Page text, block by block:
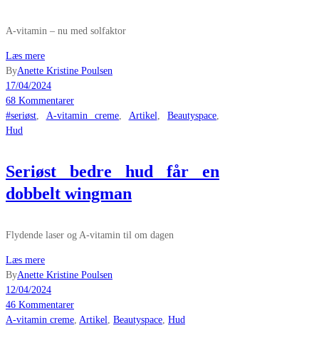
A-vitamin – nu med solfaktor
Læs mere
ByAnette Kristine Poulsen
17/04/2024
68 Kommentarer
#seriøst, A-vitamin creme, Artikel, Beautyspace,
Hud
Seriøst bedre hud får en
dobbelt wingman
Flydende laser og A-vitamin til om dagen
Læs mere
ByAnette Kristine Poulsen
12/04/2024
46 Kommentarer
A-vitamin creme, Artikel, Beautyspace, Hud